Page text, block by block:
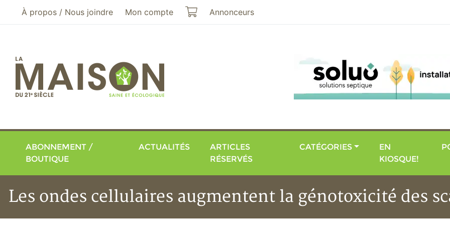
Aller au menu principal
Aller au contenu principal
À propos / Nous joindre Mon compte Mon panier
Annonceurs
ABONNEMENT /
BOUTIQUE
ACTUALITÉS
ARTICLES
RÉSERVÉS
CATÉGORIES
EN
KIOSQUE!
Les ondes cellulaires augmentent la génotoxicité des